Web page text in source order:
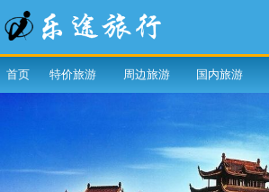
首页 特价旅游 周边旅游 国内旅游